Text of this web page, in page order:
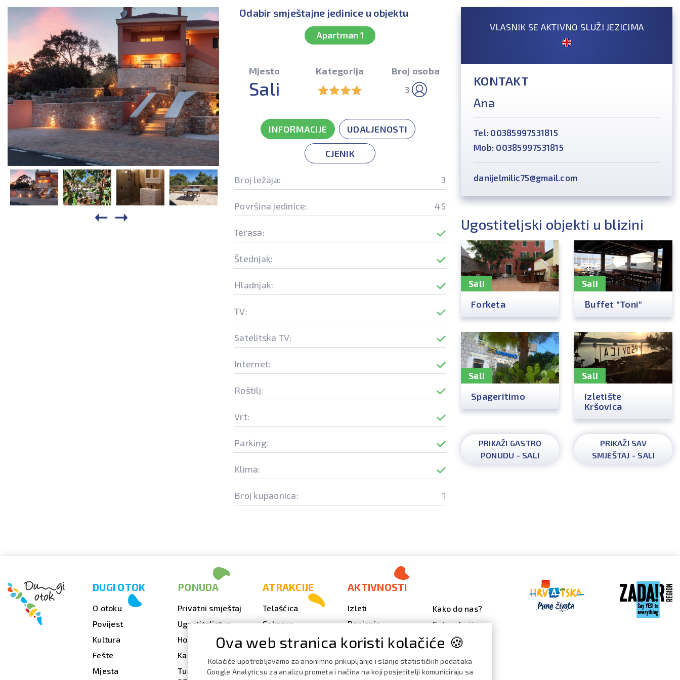
Odabir smještajne jedinice u objektu
Apartman 1
Mjesto
Sali
Kategorija
Broj osoba
3
INFORMACIJE UDALJENOSTI
CJENIK
Broj ležaja: 3
Površina jedinice: 45
Terasa:
Štednjak:
Hladnjak:
TV:
Satelitska TV:
Internet:
Roštilj:
Vrt:
Parking:
Klima:
Broj kupaonica: 1
VLASNIK SE AKTIVNO SLUŽI JEZICIMA
KONTAKT
Ana
Tel: 00385997531815
Mob: 00385997531815
danijelmilic75@gmail.com
Ugostiteljski objekti u blizini
Sali
Forketa
Sali
Buffet "Toni"
Sali
Spageritimo
Sali
Izletište
Kršovica
PRIKAŽI GASTRO
PONUDU - SALI
PRIKAŽI SAV
SMJEŠTAJ - SALI
DUGI OTOK
O otoku
Povijest
Kultura
Fešte
Mjesta
PONUDA
Privatni smještaj
Ugostiteljstvo
Hoteli
Kampovi
Turističke
ATRAKCIJE
Telašćica
Sakarun
Svjetionik Veli Rat
Strašna peć
AKTIVNOSTI
Izleti
Ronjenje
Outdoor
Nautika
Kako do nas?
Fotogalerija
Video galerija
događanja
Ova web stranica koristi kolačiće 🍪
Kolačiće upotrebljavamo za anonimno prikupljanje i slanje statističkih podataka
Google Analyticsu za analizu prometa i načina na koji posjetitelji komuniciraju sa